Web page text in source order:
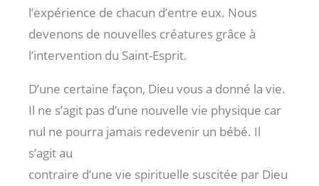
l’expérience de chacun d’entre eux. Nous
devenons de nouvelles créatures grâce à
l’intervention du Saint-Esprit.
D’une certaine façon, Dieu vous a donné la vie.
Il ne s’agit pas d’une nouvelle vie physique car
nul ne pourra jamais redevenir un bébé. Il
s’agit au
contraire d’une vie spirituelle suscitée par Dieu